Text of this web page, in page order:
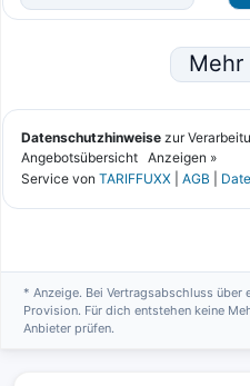
* Anzeige. Bei Vertragsabschluss über
Provision. Für dich entstehen keine
Anbieter prüfen.